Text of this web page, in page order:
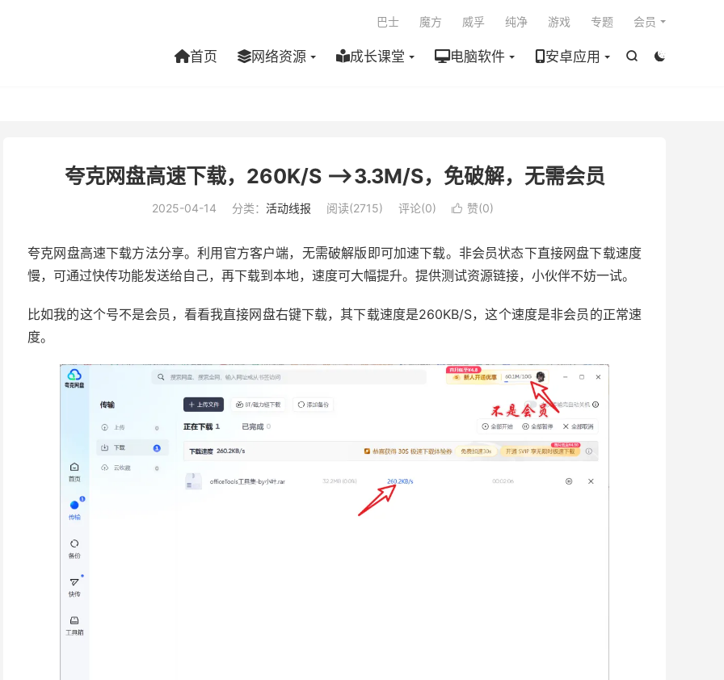


首页 网络资源 成长课堂 电脑软件 安卓应用
巴士 魔方 威孚 纯净 游戏 专题 会员
夸克网盘高速下载，260K/S —>3.3M/S，免破解，无需会员
2025-04-14 分类： 活动线报 阅读(2715) 评论(0)  赞(0)
夸克网盘高速下载方法分享。利用官方客户端，无需破解版即可加速下载。非会员状态下直接网盘下载速度
慢，可通过快传功能发送给自己，再下载到本地，速度可大幅提升。提供测试资源链接，小伙伴不妨一试。
比如我的这个号不是会员，看看我直接网盘右键下载，其下载速度是260KB/S，这个速度是非会员的正常速
度。